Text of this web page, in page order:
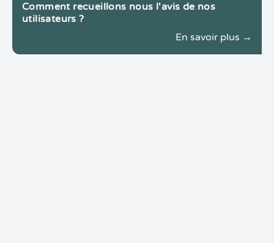
Comment recueillons nous l'avis de nos
utilisateurs ?
En savoir plus →